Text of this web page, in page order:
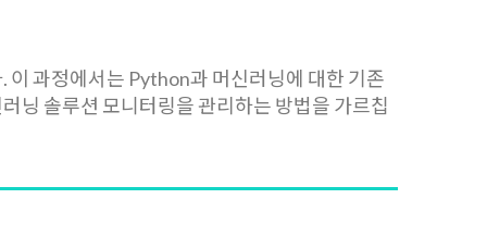
과정에서는 Python과 머신러닝에 대한 기존
닝 솔루션 모니터링을 관리하는 방법을 가르칩